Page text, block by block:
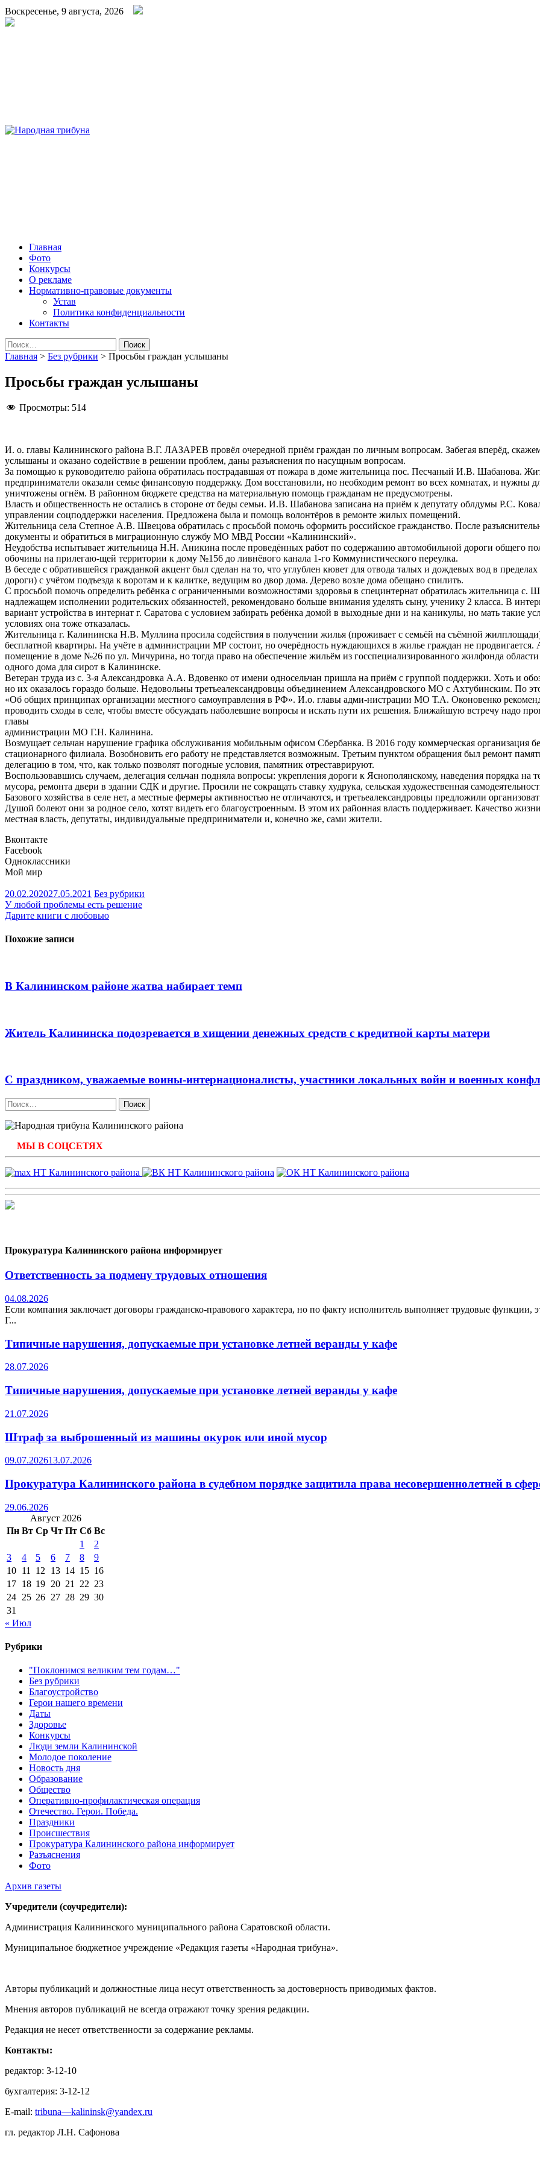
Воскресенье, 9 августа, 2026
Народная трибуна
Калининская районная газета
Главная
Фото
Конкурсы
О рекламе
Нормативно-правовые документы
Устав
Политика конфиденциальности
Контакты
Найти:
Главная > Без рубрики > Просьбы граждан услышаны
Просьбы граждан услышаны
Просмотры: 514
И. о. главы Калининского района В.Г. ЛАЗАРЕВ провёл очередной приём граждан по личным вопросам. Забегая вперёд,
услышаны и оказано содействие в решении проблем, даны разъяснения по насущным вопросам.
За помощью к руководителю района обратилась пострадавшая от пожара в доме жительница пос. Песчаный И.В. Шабанова.
предприниматели оказали семье финансовую поддержку. Дом восстановили, но необходим ремонт во всех комнатах, и нужны
уничтожены огнём. В районном бюджете средства на материальную помощь гражданам не предусмотрены.
Власть и общественность не остались в стороне от беды семьи. И.В. Шабанова записана на приём к депутату облдумы Р.С.
управлении соцподдержки населения. Предложена была и помощь волонтёров в ремонте жилых помещений.
Жительница села Степное А.В. Швецова обратилась с просьбой помочь оформить российское гражданство. После
документы и обратиться в миграционную службу МО МВД России «Калининский».
Неудобства испытывает жительница Н.Н. Аникина после проведённых работ по содержанию автомобильной дороги общего
обочины на прилегаю-щей территории к дому №156 до ливнёвого канала 1-го Коммунистического переулка.
В беседе с обратившейся гражданкой акцент был сделан на то, что углублен кювет для отвода талых и дождевых вод в
дороги) с учётом подъезда к воротам и к калитке, ведущим во двор дома. Дерево возле дома обещано спилить.
С просьбой помочь определить ребёнка с ограниченными возможностями здоровья в специнтернат обратилась жительница
надлежащем исполнении родительских обязанностей, рекомендовано больше внимания уделять сыну, ученику 2 класса. В
вариант устройства в интернат г. Саратова с условием забирать ребёнка домой в выходные дни и на каникулы, но мать такие
условиях она тоже отказалась.
Жительница г. Калининска Н.В. Муллина просила содействия в получении жилья (проживает с семьёй на съёмной
бесплатной квартиры. На учёте в администрации МР состоит, но очерёдность нуждающихся в жилье граждан не
помещение в доме №26 по ул. Мичурина, но тогда право на обеспечение жильём из госспециализированного жилфонда
одного дома для сирот в Калининске.
Ветеран труда из с. 3-я Александровка А.А. Вдовенко от имени односельчан пришла на приём с группой поддержки. Хоть и
но их оказалось гораздо больше. Недовольны третьеалександровцы объединением Александровского МО с Ахтубинским. По
«Об общих принципах организации местного самоуправления в РФ». И.о. главы адми-нистрации МО Т.А. Оконовенко
проводить сходы в селе, чтобы вместе обсуждать наболевшие вопросы и искать пути их решения. Ближайшую встречу надо
главы
администрации МО Г.Н. Калинина.
Возмущает сельчан нарушение графика обслуживания мобильным офисом Сбербанка. В 2016 году коммерческая организация
стационарного филиала. Возобновить его работу не представляется возможным. Третьим пунктом обращения был ремонт
делегацию в том, что, как только позволят погодные условия, памятник отреставрируют.
Воспользовавшись случаем, делегация сельчан подняла вопросы: укрепления дороги к Яснополянскому, наведения порядка
мусора, ремонта двери в здании СДК и другие. Просили не сокращать ставку худрука, сельская художественная
Базового хозяйства в селе нет, а местные фермеры активностью не отличаются, и третьеалександровцы предложили
Душой болеют они за родное село, хотят видеть его благоустроенным. В этом их районная власть поддерживает. Качество
местная власть, депутаты, индивидуальные предприниматели и, конечно же, сами жители.
Вконтакте
Facebook
Одноклассники
Мой мир
20.02.202027.05.2021 Без рубрики
Навигация
по
записям
У любой проблемы есть решение
Дарите книги с любовью
Похожие записи
В Калининском районе жатва набирает темп
Житель Калининска подозревается в хищении денежных средств с кредитной карты матери
С праздником, уважаемые воины-интернационалисты, участники локальных войн и военных
Найти:
МЫ В СОЦСЕТЯХ
Прокуратура Калининского района информирует
Ответственность за подмену трудовых отношения
04.08.2026
Если компания заключает договоры гражданско-правового характера, но по факту исполнитель выполняет трудовые функции,
Г...
Типичные нарушения, допускаемые при установке летней веранды у кафе
28.07.2026
Типичные нарушения, допускаемые при установке летней веранды у кафе
21.07.2026
Штраф за выброшенный из машины окурок или иной мусор
09.07.202613.07.2026
Прокуратура Калининского района в судебном порядке защитила права несовершеннолетней в
29.06.2026
Август 2026
Пн Вт Ср Чт Пт Сб Вс
1
2
3
4 5 6 7 8
9
10 11 12 13 14 15 16
17 18 19 20 21 22 23
24 25 26 27 28 29 30
31
« Июл
Рубрики
"Поклонимся великим тем годам…"
Без рубрики
Благоустройство
Герои нашего времени
Даты
Здоровье
Конкурсы
Люди земли Калининской
Молодое поколение
Новость дня
Образование
Общество
Оперативно-профилактическая операция
Отечество. Герои. Победа.
Праздники
Происшествия
Прокуратура Калининского района информирует
Разъяснения
Фото
Архив газеты
Учредители (соучредители):
Администрация Калининского муниципального района Саратовской области.
Муниципальное бюджетное учреждение «Редакция газеты «Народная трибуна».
Авторы публикаций и должностные лица несут ответственность за достоверность приводимых фактов.
Мнения авторов публикаций не всегда отражают точку зрения редакции.
Редакция не несет ответственности за содержание рекламы.
Контакты:
редактор: 3-12-10
бухгалтерия: 3-12-12
E-mail: tribuna—kalininsk@yandex.ru
гл. редактор Л.Н. Сафонова